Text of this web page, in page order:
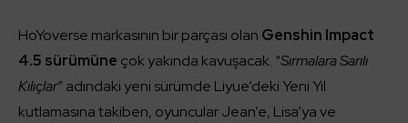
HoYoverse markasının bir parçası olan Genshin Impact
4.5 sürümüne çok yakında kavuşacak. “Sırmalara Sarılı
Kılıçlar” adındaki yeni sürümde Liyue’deki Yeni Yıl
kutlamasına takiben, oyuncular Jean’e, Lisa’ya ve